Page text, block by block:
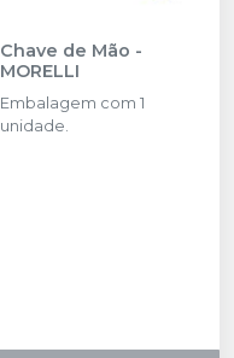
Chave de Mão -
MORELLI
Embalagem com 1
unidade.